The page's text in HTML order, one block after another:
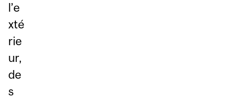
l’e
xté
rie
ur,
de
s